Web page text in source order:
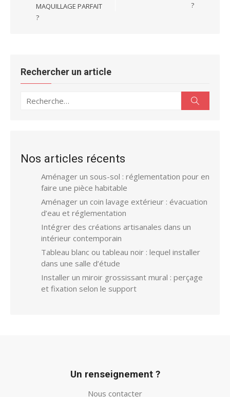
MAQUILLAGE PARFAIT
?
?
Rechercher un article
Recherche
Nos articles récents
Aménager un sous-sol : réglementation pour en
faire une pièce habitable
Aménager un coin lavage extérieur : évacuation
d’eau et réglementation
Intégrer des créations artisanales dans un
intérieur contemporain
Tableau blanc ou tableau noir : lequel installer
dans une salle d’étude
Installer un miroir grossissant mural : perçage
et fixation selon le support
Un renseignement ?
Nous contacter